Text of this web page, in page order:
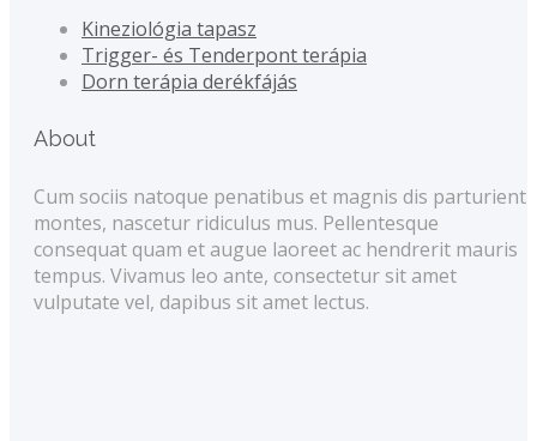
Kineziológia tapasz
Trigger- és Tenderpont terápia
Dorn terápia derékfájás
About
Cum sociis natoque penatibus et magnis dis parturient
montes, nascetur ridiculus mus. Pellentesque
consequat quam et augue laoreet ac hendrerit mauris
tempus. Vivamus leo ante, consectetur sit amet
vulputate vel, dapibus sit amet lectus.